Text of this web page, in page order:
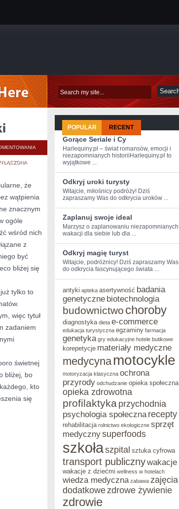
IKARIAM
STRATEGICZNA
PRZEGLĄDARKI
że
wątpienia
znacznym
ogóle
wśród nich
z
być
bliżej się
tylko to
więc tytuł
zadaniem
świetnej
bliżej, bo
kto
się
POPULAR RECENT
Gorące Seriale i Cy
Harlequiny.pl – świat romansów, emocji i
niezapomnianych historiiHarlequiny.pl to
wyjątkowe ...
Odkryj uroki turysty
Witajcie, miłośnicy podróży!⁤ Dziś
zapraszamy Was do odkrycia uroków ...
Zaplanuj swoje ideal
Marzysz o ‍zaplanowaniu⁢ niezapomnianych
wakacji dla siebie lub dla⁣ ...
Odkryj magię turyst
Witajcie, podróżnicy!​ Dziś zapraszamy Was
do ‌odkrycia fascynującego świata​ ...
antyki apteka asertywność badania
genetyczne biotechnologia
budownictwo choroby
diagnostyka dieta e-commerce
edukacja turystyczna egzaminy farmacja
genetyka gry edukacyjne hotele butikowe
korepetycje materiały medyczne
medycyna motocykle
motoryzacja klasyczna ochrona
przyrody odchudzanie opieka społeczna
opieka zdrowotna
profilaktyka przychodnia
psychologia społeczna recepty
rehabilitacja rolnictwo ekologiczne sprzęt
medycznysuperfoods
szkołaszpital sztuka cyfrowa
transport publicznywakacje
wakacje z dziećmi wellness w hotelach
wiedza medyczna zabawa zajęcia
dodatkowezdrowe żywienie
zdrowie